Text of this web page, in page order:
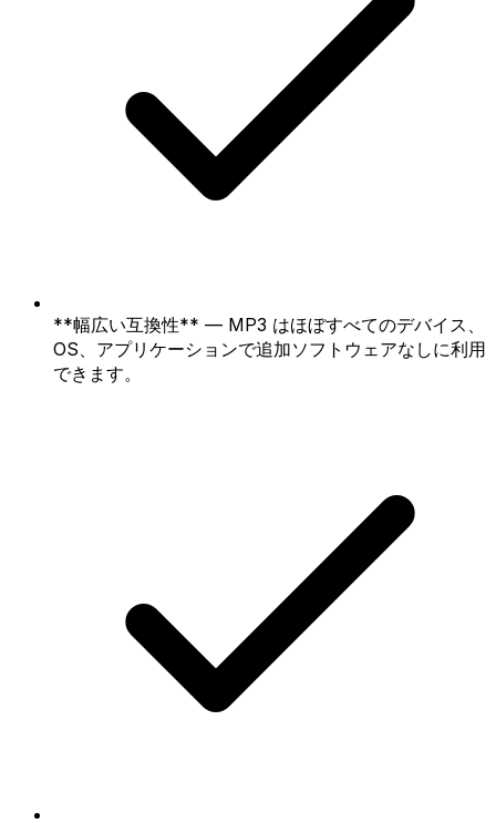
**幅広い互換性** — MP3 はほぼすべてのデバイス、
OS、アプリケーションで追加ソフトウェアなしに利用
できます。